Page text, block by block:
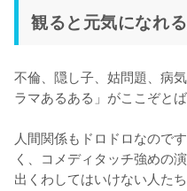
観ると元気になれ
不倫、隠し子、姑問題、病
ラマあるある」がここぞと
人間関係もドロドロなので
く、コメディタッチ強めの
出くわしてはいけない人た